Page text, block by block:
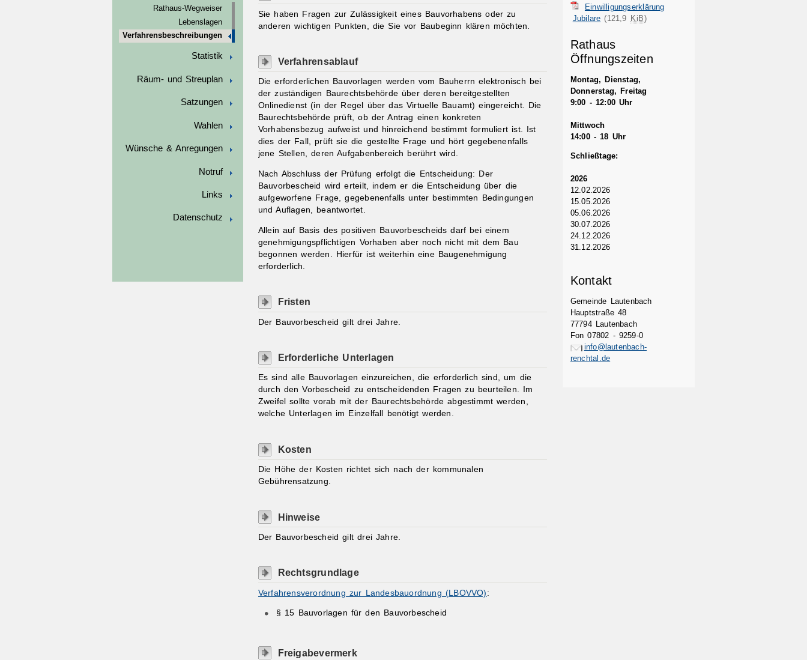
Rathaus-Wegweiser
Lebenslagen
Verfahrensbeschreibungen
Statistik
Räum- und Streuplan
Satzungen
Wahlen
Wünsche & Anregungen
Notruf
Links
Datenschutz
Sie haben Fragen zur Zulässigkeit eines Bauvorhabens oder zu
anderen wichtigen Punkten, die Sie vor Baubeginn klären möchten.
Verfahrensablauf
Die erforderlichen Bauvorlagen werden vom Bauherrn elektronisch bei
der zuständigen Baurechtsbehörde über deren bereitgestellten
Onlinedienst (in der Regel über das Virtuelle Bauamt) eingereicht. Die
Baurechtsbehörde prüft, ob der Antrag einen konkreten
Vorhabensbezug aufweist und hinreichend bestimmt formuliert ist. Ist
dies der Fall, prüft sie die gestellte Frage und hört gegebenenfalls
jene Stellen, deren Aufgabenbereich berührt wird.
Nach Abschluss der Prüfung erfolgt die Entscheidung: Der
Bauvorbescheid wird erteilt, indem er die Entscheidung über die
aufgeworfene Frage, gegebenenfalls unter bestimmten Bedingungen
und Auflagen, beantwortet.
Allein auf Basis des positiven Bauvorbescheids darf bei einem
genehmigungspflichtigen Vorhaben aber noch nicht mit dem Bau
begonnen werden. Hierfür ist weiterhin eine Baugenehmigung
erforderlich.
Fristen
Der Bauvorbescheid gilt drei Jahre.
Erforderliche Unterlagen
Es sind alle Bauvorlagen einzureichen, die erforderlich sind, um die
durch den Vorbescheid zu entscheidenden Fragen zu beurteilen. Im
Zweifel sollte vorab mit der Baurechtsbehörde abgestimmt werden,
welche Unterlagen im Einzelfall benötigt werden.
Kosten
Die Höhe der Kosten richtet sich nach der kommunalen
Gebührensatzung.
Hinweise
Der Bauvorbescheid gilt drei Jahre.
Rechtsgrundlage
Verfahrensverordnung zur Landesbauordnung (LBOVVO) :
§ 15 Bauvorlagen für den Bauvorbescheid
Freigabevermerk
Einwilligungserklärung
Jubilare (121,9 KiB)
Rathaus
Öffnungszeiten
Montag, Dienstag,
Donnerstag, Freitag
9:00 - 12:00 Uhr
Mittwoch
14:00 - 18 Uhr
Schließtage:
2026
12.02.2026
15.05.2026
05.06.2026
30.07.2026
24.12.2026
31.12.2026
Kontakt
Gemeinde Lautenbach
Hauptstraße 48
77794 Lautenbach
Fon 07802 - 9259-0
info@lautenbach-
renchtal.de